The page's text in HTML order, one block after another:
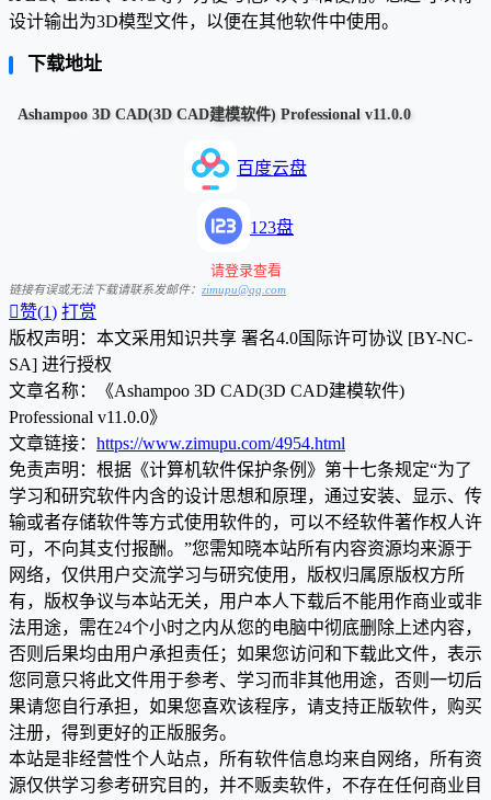
设计输出为3D模型文件，以便在其他软件中使用。
下载地址
Ashampoo 3D CAD(3D CAD建模软件) Professional v11.0.0
百度云盘
123盘
请登录查看
链接有误或无法下载请联系发邮件： zimupu@qq.com
赞(1) 打赏
版权声明：本文采用知识共享 署名4.0国际许可协议 [BY-NC-
SA] 进行授权
文章名称：《Ashampoo 3D CAD(3D CAD建模软件)
Professional v11.0.0》
文章链接： https://www.zimupu.com/4954.html
免责声明：根据《计算机软件保护条例》第十七条规定“为了
学习和研究软件内含的设计思想和原理，通过安装、显示、传
输或者存储软件等方式使用软件的，可以不经软件著作权人许
可，不向其支付报酬。”您需知晓本站所有内容资源均来源于
网络，仅供用户交流学习与研究使用，版权归属原版权方所
有，版权争议与本站无关，用户本人下载后不能用作商业或非
法用途，需在24个小时之内从您的电脑中彻底删除上述内容，
否则后果均由用户承担责任；如果您访问和下载此文件，表示
您同意只将此文件用于参考、学习而非其他用途，否则一切后
果请您自行承担，如果您喜欢该程序，请支持正版软件，购买
注册，得到更好的正版服务。
本站是非经营性个人站点，所有软件信息均来自网络，所有资
源仅供学习参考研究目的，并不贩卖软件，不存在任何商业目